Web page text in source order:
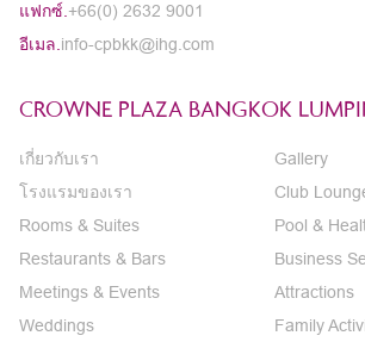
แฟกซ์. +66(0) 2632 9001
อีเมล. info-cpbkk@ihg.com
CROWNE PLAZA BANGKOK
เกี่ยวกับเรา
โรงแรมของเรา
Rooms & Suites
Restaurants & Bars
Meetings & Events
Weddings
Gallery
Club
Pool &
Business
Attractions
Family